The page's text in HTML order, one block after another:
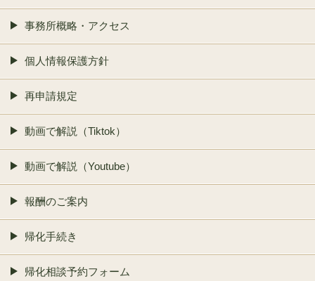
事務所概略・アクセス
個人情報保護方針
再申請規定
動画で解説（Tiktok）
動画で解説（Youtube）
報酬のご案内
帰化手続き
帰化相談予約フォーム